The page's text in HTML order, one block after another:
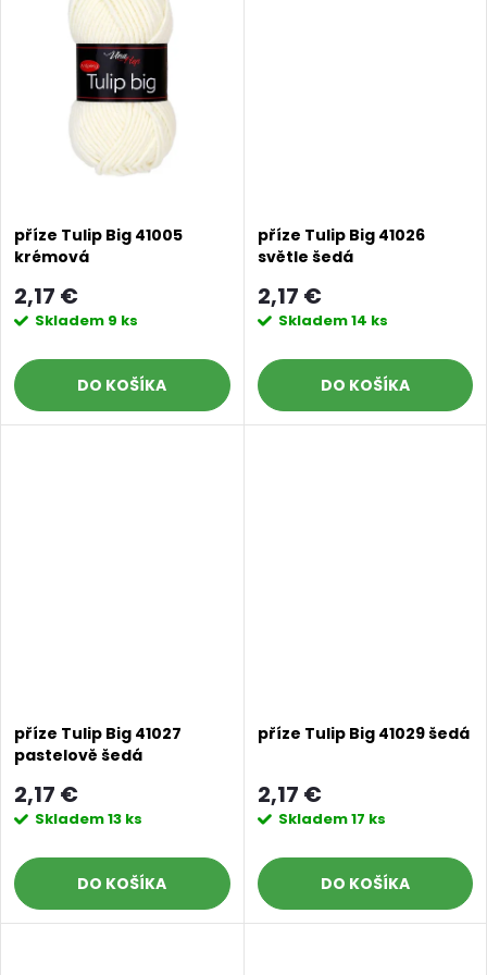
příze Tulip Big 41005
krémová
2,17 €
Skladem 9 ks
DO KOŠÍKA
příze Tulip Big 41026
světle šedá
2,17 €
Skladem14 ks
DO KOŠÍKA
příze Tulip Big 41027
pastelově šedá
2,17 €
Skladem13 ks
DO KOŠÍKA
příze Tulip Big 41029 šedá
2,17 €
Skladem17 ks
DO KOŠÍKA